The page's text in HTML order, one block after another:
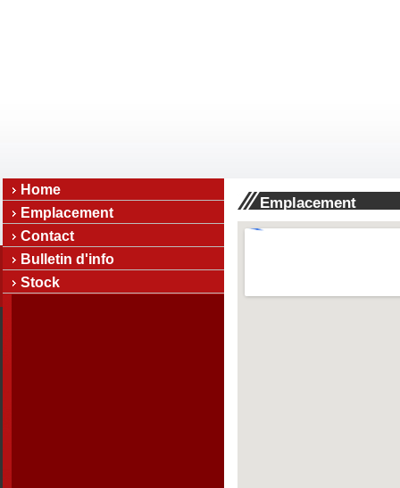
Home
Emplacement
Contact
Bulletin d'info
Stock
Emplacement